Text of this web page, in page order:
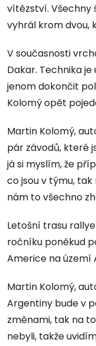
vítězství. Všechny
vyhrál krom dvou,
V současnosti
Dakar. Technika
jenom dokončit
Kolomý opět
Martin Kolomý,
pár závodů, které
já si myslím, že
co jsou v týmu, tak
nám to všechno
Letošní trasu
ročníku poněkud
Americe na území
Martin Kolomý,
Argentiny bude v
změnami, tak na
nebyli, takže